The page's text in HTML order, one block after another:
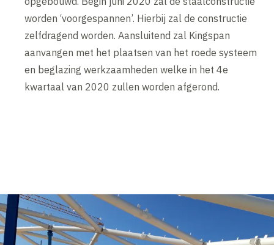
worden ‘voorgespannen’. Hierbij zal de constructie
zelfdragend worden. Aansluitend zal Kingspan
aanvangen met het plaatsen van het roede systeem
en beglazing werkzaamheden welke in het 4e
kwartaal van 2020 zullen worden afgerond.